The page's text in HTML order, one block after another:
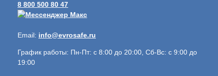
8 800 500 80 47
Email: info@evrosafe.ru
График работы: Пн-Пт: с 8:00 до 20:00, Сб-Вс: с 9:00 до
19:00